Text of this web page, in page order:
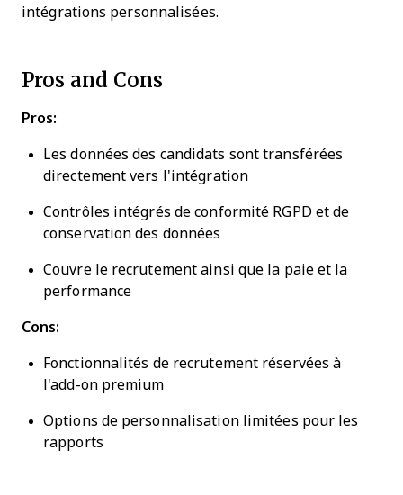
intégrations personnalisées.
Pros and Cons
Pros:
Les données des candidats sont transférées
directement vers l'intégration
Contrôles intégrés de conformité RGPD et de
conservation des données
Couvre le recrutement ainsi que la paie et la
performance
Cons:
Fonctionnalités de recrutement réservées à
l'add-on premium
Options de personnalisation limitées pour les
rapports